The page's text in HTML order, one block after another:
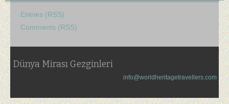
Entries (RSS)
Comments (RSS)
Dünya Mirası Gezginleri
info@worldheritagetravellers.com